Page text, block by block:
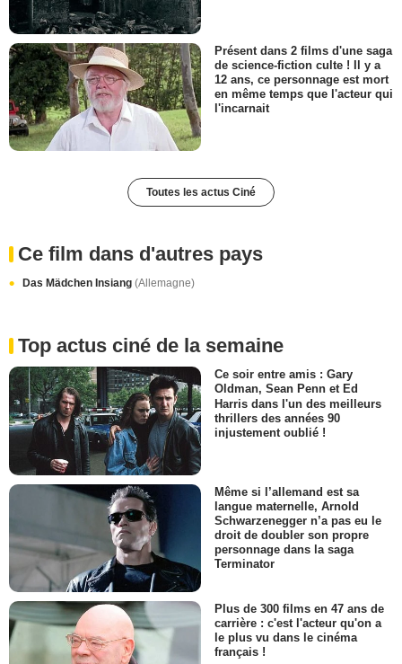
Présent dans 2 films d'une saga
de science-fiction culte ! Il y a
12 ans, ce personnage est mort
en même temps que l'acteur qui
l'incarnait
Toutes les actus Ciné
Ce film dans d'autres pays
Das Mädchen Insiang (Allemagne)
Top actus ciné de la semaine
Ce soir entre amis : Gary
Oldman, Sean Penn et Ed
Harris dans l'un des meilleurs
thrillers des années 90
injustement oublié !
Même si l’allemand est sa
langue maternelle, Arnold
Schwarzenegger n’a pas eu le
droit de doubler son propre
personnage dans la saga
Terminator
Plus de 300 films en 47 ans de
carrière : c'est l'acteur qu'on a
le plus vu dans le cinéma
français !